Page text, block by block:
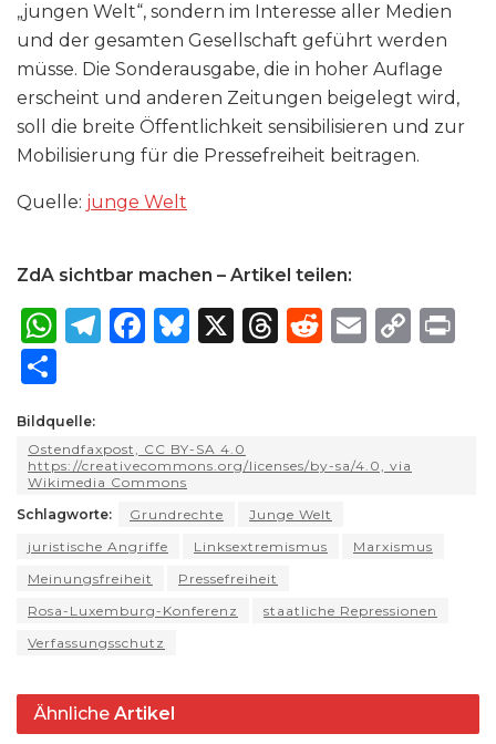
„jungen Welt“, sondern im Interesse aller Medien
und der gesamten Gesellschaft geführt werden
müsse. Die Sonderausgabe, die in hoher Auflage
erscheint und anderen Zeitungen beigelegt wird,
soll die breite Öffentlichkeit sensibilisieren und zur
Mobilisierung für die Pressefreiheit beitragen.
Quelle: junge Welt
ZdA sichtbar machen – Artikel teilen:
W
ts
A
p
p
T
ra
m
F
b
o
o
k
B
k
y
X
T
d
s
R
t
E
C
Li
k
ar
e
Bildquelle:
Ostendfaxpost, CC BY-SA 4.0
https://creativecommons.org/licenses/by-sa/4.0, via
Wikimedia Commons
Schlagworte:
Grundrechte
Junge Welt
juristische Angriffe
Linksextremismus
Marxismus
Meinungsfreiheit
Pressefreiheit
Rosa-Luxemburg-Konferenz
staatliche Repressionen
Verfassungsschutz
Ähnliche Artikel